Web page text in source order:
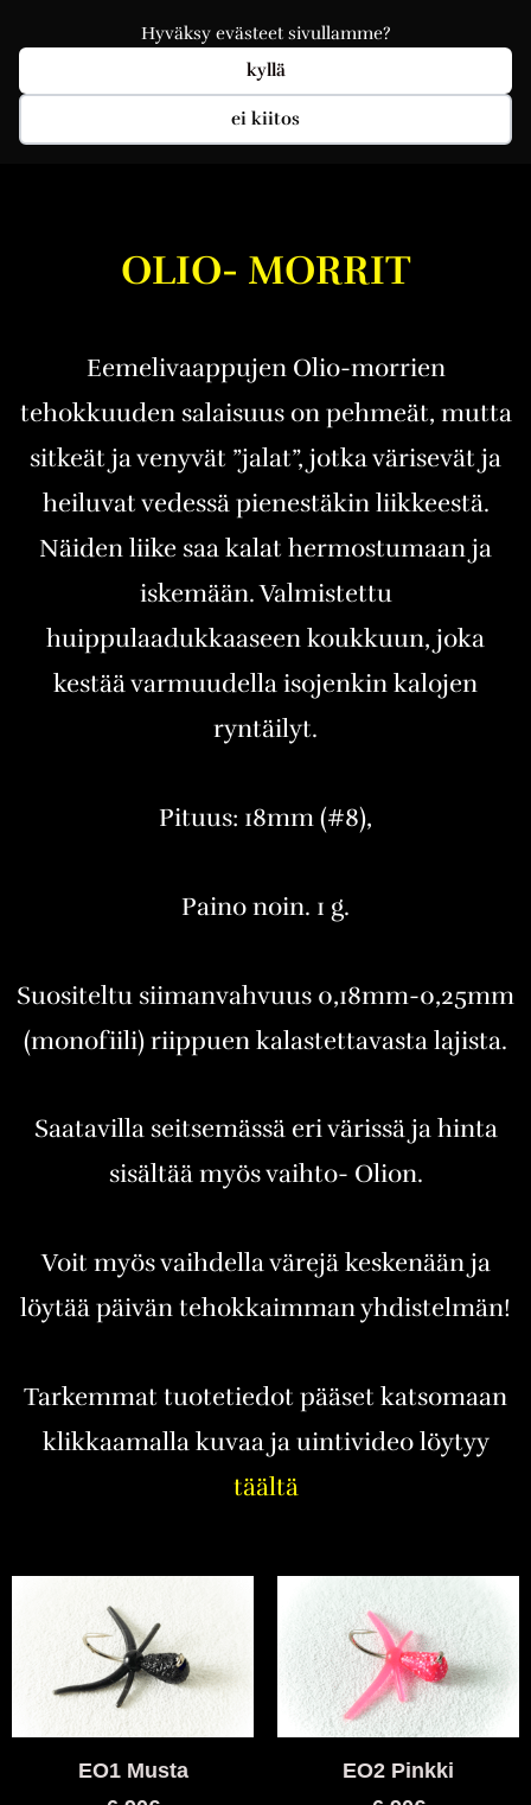
Hyväksy evästeet sivullamme?
kyllä
ei kiitos
OLIO- MORRIT
Eemelivaappujen Olio-morrien
tehokkuuden salaisuus on pehmeät, mutta
sitkeät ja venyvät ”jalat”, jotka värisevät ja
heiluvat vedessä pienestäkin liikkeestä.
Näiden liike saa kalat hermostumaan ja
iskemään. Valmistettu
huippulaadukkaaseen koukkuun, joka
kestää varmuudella isojenkin kalojen
ryntäilyt.
Pituus: 18mm (#8),
Paino noin. 1 g.
Suositeltu siimanvahvuus 0,18mm-0,25mm
(monofiili) riippuen kalastettavasta lajista.
Saatavilla seitsemässä eri värissä ja hinta
sisältää myös vaihto- Olion.
Voit myös vaihdella värejä keskenään ja
löytää päivän tehokkaimman yhdistelmän!
Tarkemmat tuotetiedot pääset katsomaan
klikkaamalla kuvaa ja uintivideo löytyy
täältä
EO1 Musta
EO2 Pinkki